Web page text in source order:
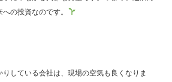
の投資なのです。
している会社は、現場の空気も良くなりま